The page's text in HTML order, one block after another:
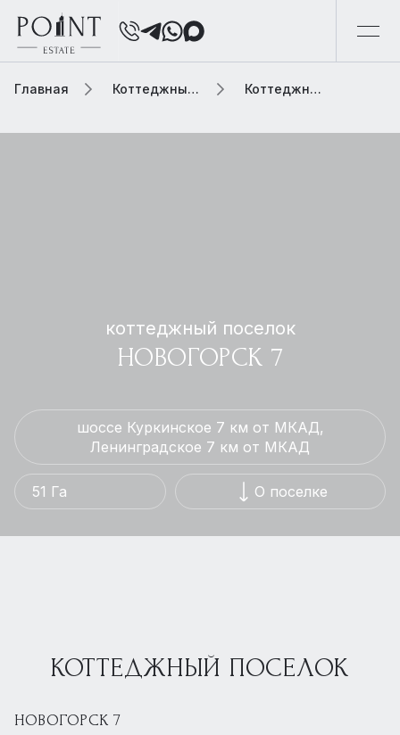
Главная Коттеджный поселок Коттеджный поселок новогорск 7
коттеджный поселок
НОВОГОРСК 7
шоссе Куркинское 7 км от МКАД,
Ленинградское 7 км от МКАД
51 Га О поселке
КОТТЕДЖНЫЙ ПОСЕЛОК
НОВОГОРСК 7